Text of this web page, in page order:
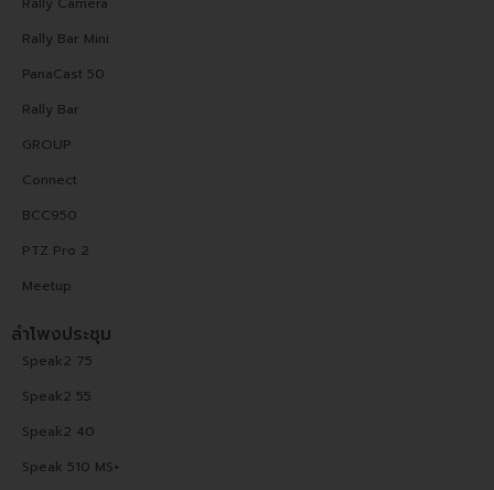
Rally Bar Mini
PanaCast 50
Rally Bar
GROUP
Connect
BCC950
PTZ Pro 2
Meetup
ลำโพงประชุม
Speak2 75
Speak2 55
Speak2 40
Speak 510 MS+